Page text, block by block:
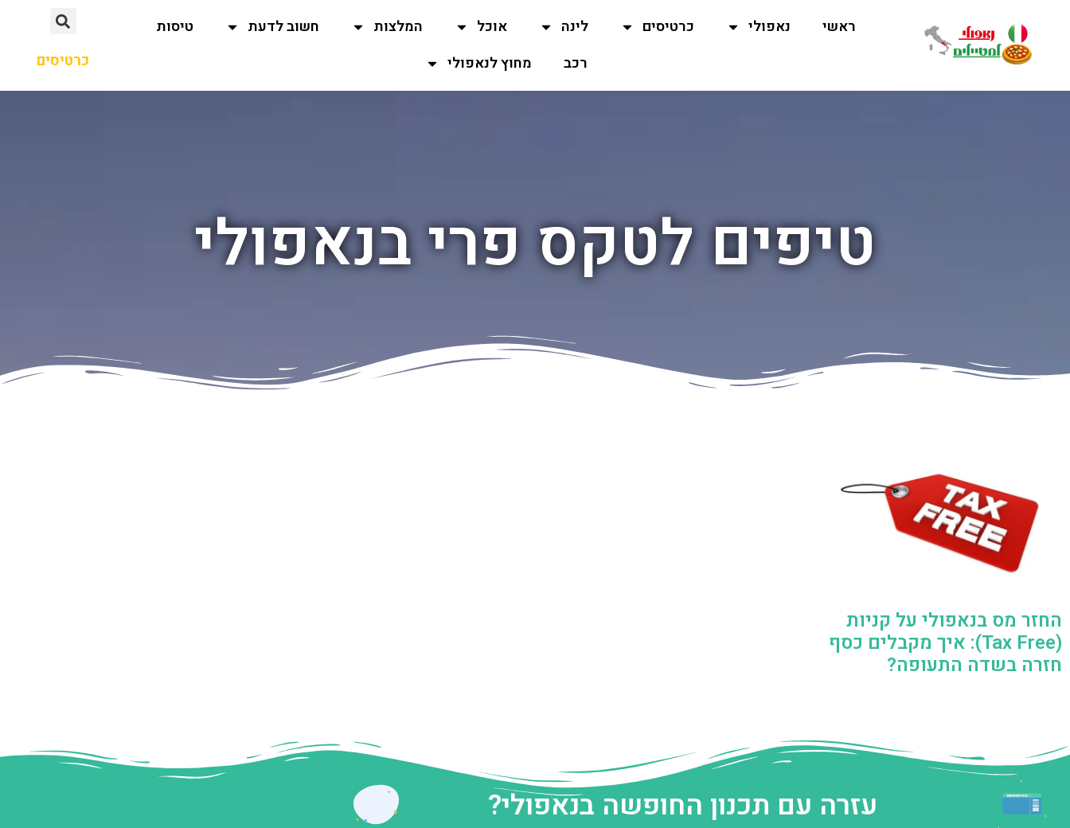
ראשי נאפולי כרטיסים לינה אוכל המלצות חשוב לדעת
טיסות
רכב
מחוץ לנאפולי כרטיסים
טיפים לטקס פרי בנאפולי
החזר מס בנאפולי על קניות
(Tax Free): איך מקבלים כסף
חזרה בשדה התעופה?
עזרה עם תכנון החופשה בנאפולי?